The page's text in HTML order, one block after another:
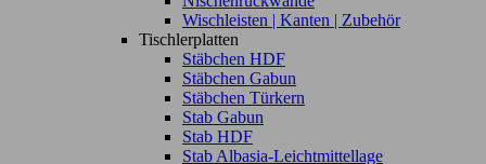
Wischleisten | Kanten | Zubehör
Tischlerplatten
Stäbchen HDF
Stäbchen Gabun
Stäbchen Türkern
Stab Gabun
Stab HDF
Stab Albasia-Leichtmittellage